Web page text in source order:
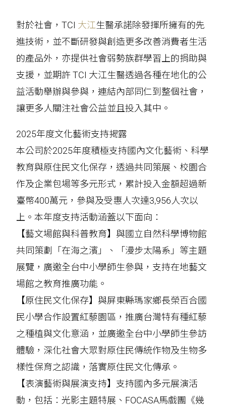
對於社會，TCI 大江生醫承諾除發揮所擁有的先
進技術，並不斷研發與創造更多改善消費者生活
的產品外，亦提供社會弱勢族群學習上的捐助與
支援，並期許 TCI 大江生醫透過各種在地化的公
益活動舉辦與參與，連結內部同仁到整個社會，
讓更多人關注社會公益並且投入其中。
2025年度文化藝術支持揭露
本公司於2025年度積極支持國內文化藝術、科學
教育與原住民文化保存，透過共同策展、校園合
作及企業包場等多元形式，累計投入金額超過新
臺幣400萬元，參與及受惠人次達3,956人次以
上。本年度支持活動涵蓋以下面向：
【藝文場館與科普教育】與國立自然科學博物館
共同策劃「在海之濱」、「漫步太陽系」等主題
展覽，廣邀全台中小學師生參與，支持在地藝文
場館之教育推廣功能。
【原住民文化保存】與屏東縣瑪家鄉長榮百合國
民小學合作設置紅藜園區，推廣台灣特有種紅藜
之種植與文化意涵，並廣邀全台中小學師生參訪
體驗，深化社會大眾對原住民傳統作物及生物多
樣性保育之認識，落實原住民文化傳承。
【表演藝術與展演支持】支持國內多元展演活
動，包括：光影主題特展、FOCASA馬戲團《幾